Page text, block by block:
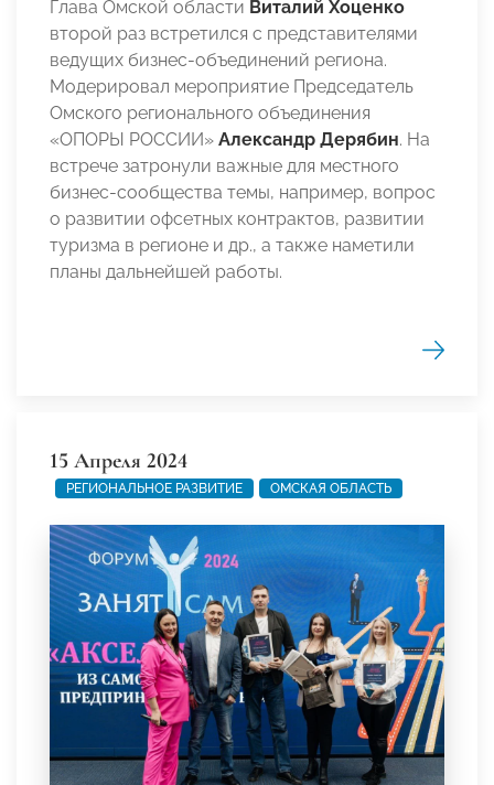
Глава Омской области Виталий Хоценко
второй раз встретился с представителями
ведущих бизнес-объединений региона.
Модерировал мероприятие Председатель
Омского регионального объединения
«ОПОРЫ РОССИИ» Александр Дерябин. На
встрече затронули важные для местного
бизнес-сообщества темы, например, вопрос
о развитии офсетных контрактов, развитии
туризма в регионе и др., а также наметили
планы дальнейшей работы.
15 Апреля 2024
РЕГИОНАЛЬНОЕ РАЗВИТИЕ ОМСКАЯ ОБЛАСТЬ